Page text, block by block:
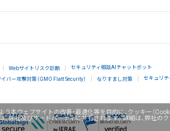
本ウェブサイトの改善・最適化等を目的に、クッキー（
弊社及びサードパーティに共有されます。詳細は、弊社の
Webサイトリスク診断 セキュリティ相談AIチャットボット
イバー攻撃対策（GMO Flatt Security） なりすまし対策 セキュリテ